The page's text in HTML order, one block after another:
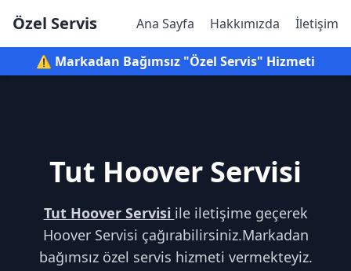
Özel Servis Ana Sayfa Hakkımızda İletişim
⚠️ Markadan Bağımsız "Özel Servis" Hizmeti
Tut Hoover Servisi
Tut Hoover Servisi ile iletişime geçerek
Hoover Servisi çağırabilirsiniz.Markadan
bağımsız özel servis hizmeti vermekteyiz.